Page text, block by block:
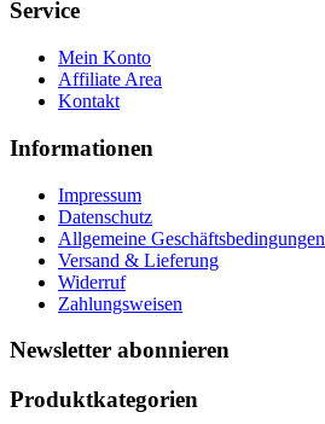
Service
Mein Konto
Affiliate Area
Kontakt
Informationen
Impressum
Datenschutz
Allgemeine Geschäftsbedingungen
Versand & Lieferung
Widerruf
Zahlungsweisen
Newsletter abonnieren
Produktkategorien